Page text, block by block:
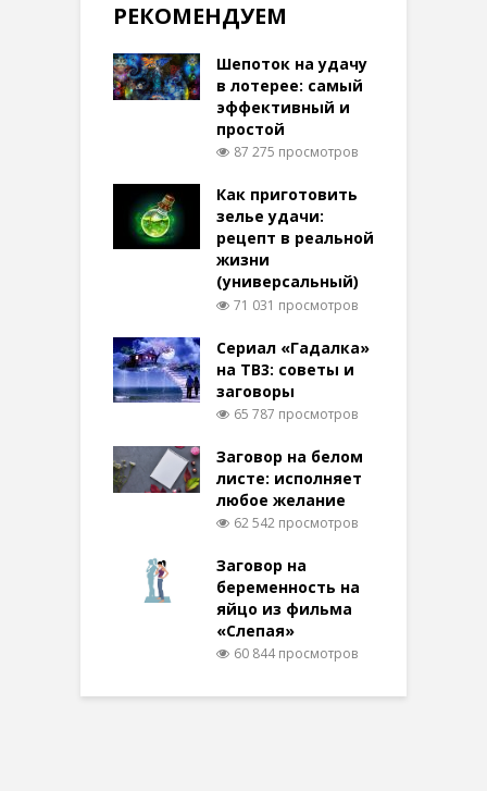
РЕКОМЕНДУЕМ
Шепоток на удачу
в лотерее: самый
эффективный и
простой
87 275 просмотров
Как приготовить
зелье удачи:
рецепт в реальной
жизни
(универсальный)
71 031 просмотров
Сериал «Гадалка»
на ТВ3: советы и
заговоры
65 787 просмотров
Заговор на белом
листе: исполняет
любое желание
62 542 просмотров
Заговор на
беременность на
яйцо из фильма
«Слепая»
60 844 просмотров